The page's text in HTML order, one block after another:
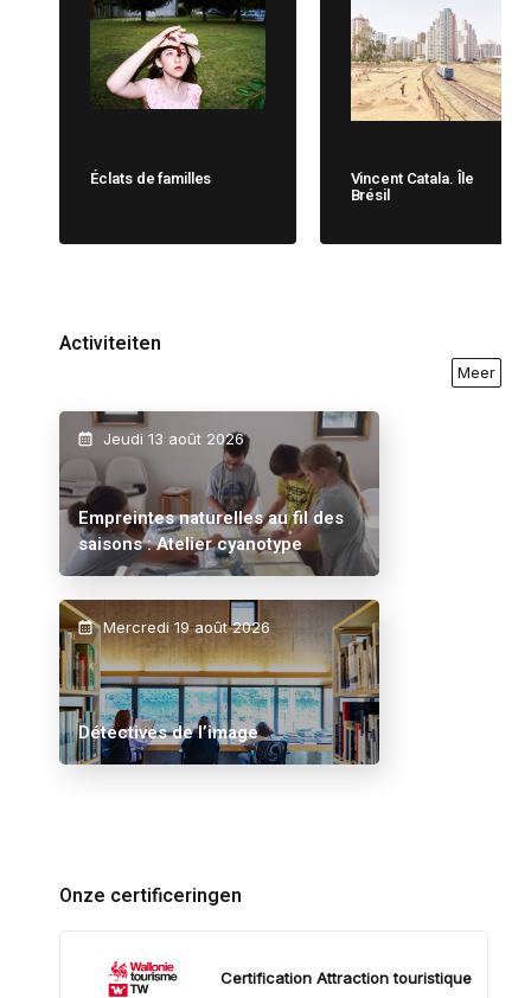
Éclats de familles Vincent Catala. Île
Brésil
Activiteiten
Meer
Jeudi 13 août 2026
Empreintes naturelles au fil des
saisons : Atelier cyanotype
Mercredi 19 août 2026
Détectives de l’image
Onze certificeringen
Certification Attraction touristique